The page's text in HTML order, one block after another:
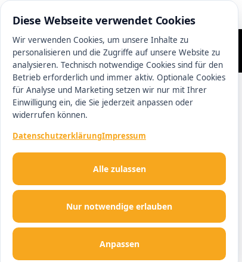
0511 13221100
Diese Webseite verwendet Cookies
Wir verwenden Cookies, um unsere Inhalte zu
personalisieren und die Zugriffe auf unsere Website zu
analysieren. Technisch notwendige Cookies sind für den
Betrieb erforderlich und immer aktiv. Optionale Cookies
für Analyse und Marketing setzen wir nur mit Ihrer
Einwilligung ein, die Sie jederzeit anpassen oder
widerrufen können.
DatenschutzerklärungImpressum
Nur notwendige erlauben
Anpassen
Alle zulassen